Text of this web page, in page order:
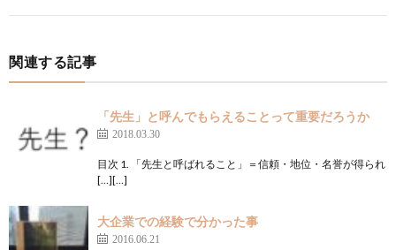
関連する記事
「先生」と呼んでもらえることって重要だろうか
2018.03.30
目次 1. 「先生と呼ばれること」＝信頼・地位・名誉が得られ
[…][…]
大企業での経験で分かった事
2016.06.21